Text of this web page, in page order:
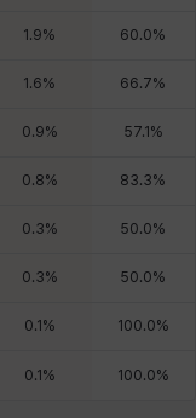
1.9% 60.0%
1.6% 66.7%
0.9% 57.1 %
0.8% 83.3%
0.3% 50.0%
0.3% 50.0%
0.1 % 100.0%
0.1 % 100.0%